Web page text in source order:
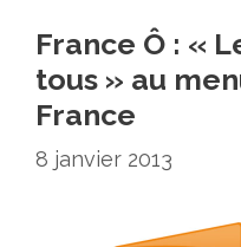
France Ô : «
tous » au
France
8 janvier 2013